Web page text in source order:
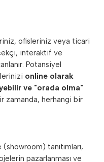
ofisleriniz veya ticari
interaktif ve
Potansiyel
online olarak
ve "orada olma"
zamanda, herhangi bir
tanıtımları,
pazarlanması ve